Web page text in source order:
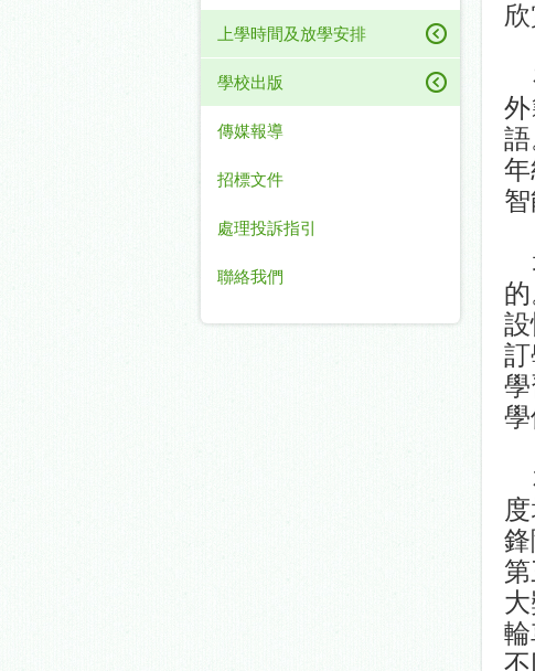
上學時間及放學安排
學校出版
傳媒報導
招標文件
處理投訴指引
聯絡我們
學